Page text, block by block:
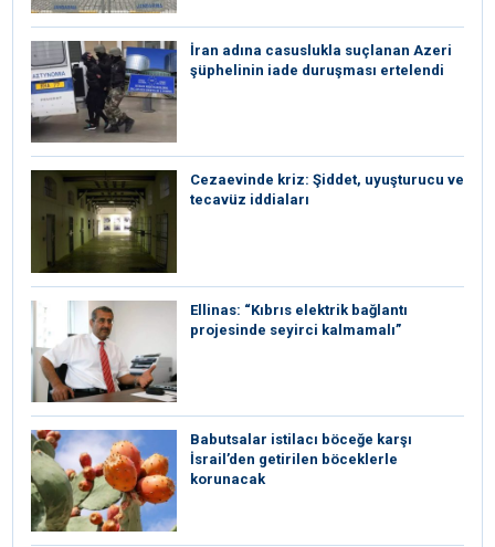
İran adına casuslukla suçlanan Azeri
şüphelinin iade duruşması ertelendi
Cezaevinde kriz: Şiddet, uyuşturucu ve
tecavüz iddiaları
Ellinas: “Kıbrıs elektrik bağlantı
projesinde seyirci kalmamalı”
Babutsalar istilacı böceğe karşı
İsrail’den getirilen böceklerle
korunacak